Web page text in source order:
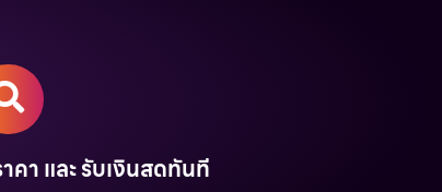
า และ รับเงินสดทันที